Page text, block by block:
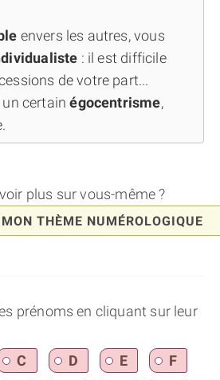
envers les autres, vous
: il est difficile
de votre part...
un certainégocentrisme,
plus sur vous-même ?
THÈME NUMÉROLOGIQUE
prénoms en cliquant sur leur
C D E
F